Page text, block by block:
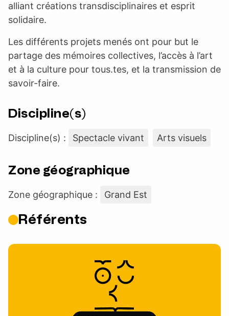
alliant créations transdisciplinaires et esprit
solidaire.
Les différents projets menés ont pour but le
partage des mémoires collectives, l’accès à l’art
et à la culture pour tous.tes, et la transmission de
savoir-faire.
Discipline(s)
Discipline(s) : Spectacle vivant Arts visuels
Zone géographique
Zone géographique : Grand Est
Référents